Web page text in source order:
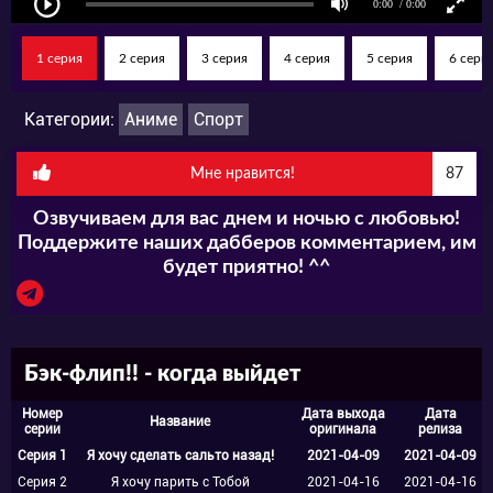
стать чемпионом, но из-за своей
стеснительности и неуверенности боится
заявлять о себе и скрывает свои
достижения. Мисато берется помочь своему
другу и постоянно подсказывает, объясняет
и дополнительно тренирует. Несмотря на то,
что пока главный герой только любитель,
очень скоро он преодолеет все препятствия
на своем пути и достигнет своих целей.
Режиссером аниме-сериала стал Тосимаса
Куроянаги (соавтор проекта «Любит - не
любит»), за написание сценария
ответственен Тосидзо Нэмото (работал над
1 серия 2 серия 3 серия 4 серия 5 серия 6
Категории: Аниме Спорт
Мне нравится! 87
Озвучиваем для вас днем и ночью с любовью!
Поддержите наших дабберов комментарием, им
будет приятно! ^^
Бэк-флип!! - когда выйдет
Номер
серии
Название
Дата выхода
оригинала
Дата
релиза
Серия 1
Я хочу сделать сальто назад! 2021-04-09
2021-04-09
Серия 2
Я хочу парить с Тобой 2021-04-16 2021-04-16